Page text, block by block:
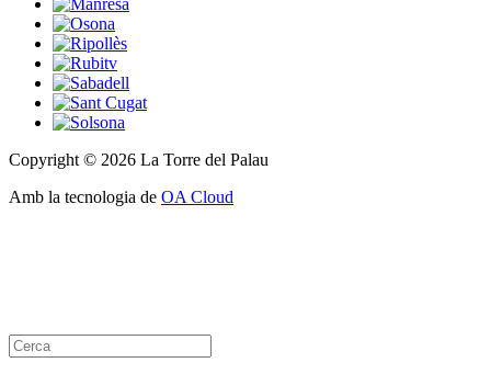
Copyright © 2026 La Torre del Palau
Amb la tecnologia de OA Cloud